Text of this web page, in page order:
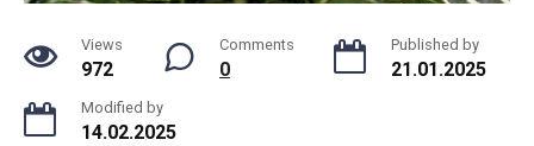
Views
972
Comments
0
Published by
21.01.2025
Modified by
14.02.2025